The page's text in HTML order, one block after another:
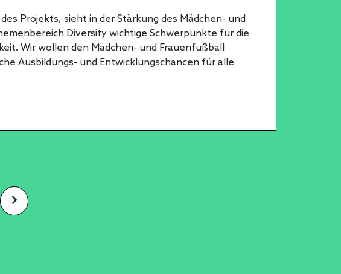
Projekts, sieht in der Stärkung des Mädchen- und
Diversity wichtige Schwerpunkte für die
Wir wollen den Mädchen- und Frauenfußball
Ausbildungs- und Entwicklungschancen für alle